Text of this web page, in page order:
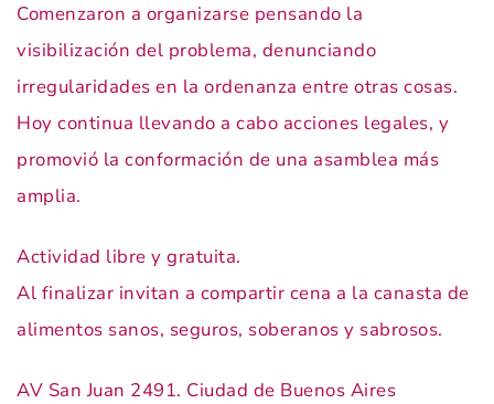
Comenzaron a organizarse pensando la
visibilización del problema, denunciando
irregularidades en la ordenanza entre otras cosas.
Hoy continua llevando a cabo acciones legales, y
promovió la conformación de una asamblea más
amplia.
Actividad libre y gratuita.
Al finalizar invitan a compartir cena a la canasta de
alimentos sanos, seguros, soberanos y sabrosos.
AV San Juan 2491. Ciudad de Buenos Aires